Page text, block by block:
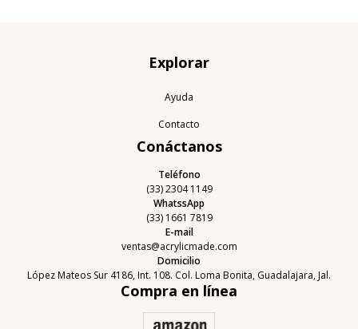
Explorar
Ayuda
Contacto
Conáctanos
Teléfono
(33) 2304 1149
WhatssApp
(33) 1661 7819
E-mail
ventas@acrylicmade.com
Domicilio
López Mateos Sur 4186, Int. 108. Col. Loma Bonita, Guadalajara, Jal.
Compra en línea